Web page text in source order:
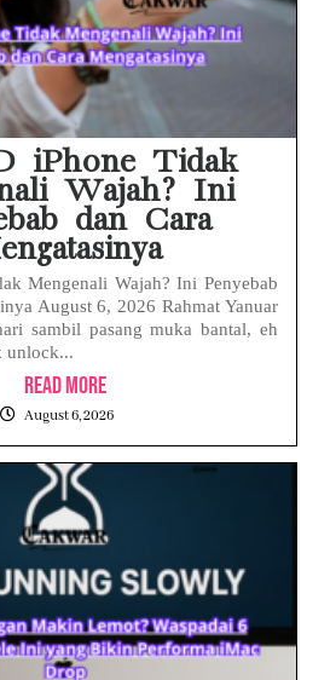
iPhone Tidak
Wajah? Ini
dan Cara
Mengenali Wajah? Ini Penyebab
August 6, 2026 Rahmat Yanuar
sambil pasang muka bantal, eh
unlock...
Read More
August 6, 2026